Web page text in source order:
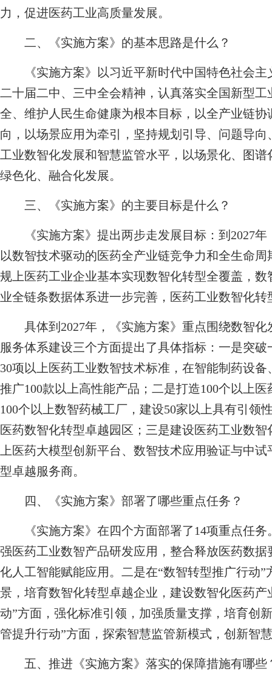
力，促进医药工业高质量发展。
二、《实施方案》的基本思路是什么？
《实施方案》以习近平新时代中国特色社会主
二十届二中、三中全会精神，认真落实全国新型
全、维护人民生命健康为根本目标，以全产业链
向，以场景应用为牵引，坚持规划引导、问题导
工业数智化发展和智慧监管水平，以场景化、图
绿色化、融合化发展。
三、《实施方案》的主要目标是什么？
《实施方案》提出两步走发展目标：到2027年
以数智技术驱动的医药全产业链竞争力和全生命
规上医药工业企业基本实现数智化转型全覆盖，
业全链条数据体系进一步完善，医药工业数智化
具体到2027年，《实施方案》重点围绕数智化
服务体系建设三个方面提出了具体指标：一是突
30项以上医药工业数智技术标准，在智能制药设
推广100款以上高性能产品；二是打造100个以上
100个以上数智药械工厂，建设50家以上具有引领
医药数智化转型卓越园区；三是建设医药工业数
上医药大模型创新平台、数智技术应用验证与中
型卓越服务商。
四、《实施方案》部署了哪些重点任务？
《实施方案》在四个方面部署了14项重点任务
强医药工业数智产品研发应用，整合释放医药数
化人工智能赋能应用。二是在“数智转型推广行动
景，培育数智化转型卓越企业，建设数智化医药
动”方面，强化标准引领，加强质量支撑，培育创
管提升行动”方面，探索智慧监管新模式，创新智
五、推进《实施方案》落实的保障措施有哪些